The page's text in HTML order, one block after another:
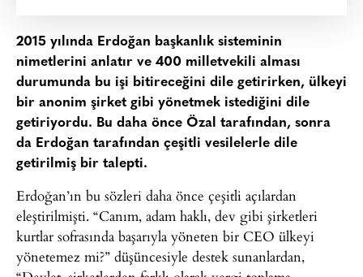
2015 yılında Erdoğan başkanlık sisteminin
nimetlerini anlatır ve 400 milletvekili alması
durumunda bu işi bitireceğini dile getirirken, ülkeyi
bir anonim şirket gibi yönetmek istediğini dile
getiriyordu. Bu daha önce Özal tarafından, sonra
da Erdoğan tarafından çeşitli vesilelerle dile
getirilmiş bir talepti.
Erdoğan’ın bu sözleri daha önce çeşitli açılardan
eleştirilmişti. “Canım, adam haklı, dev gibi şirketleri
kurtlar sofrasında başarıyla yöneten bir CEO ülkeyi
yönetemez mi?” düşüncesiyle destek sunanlardan,